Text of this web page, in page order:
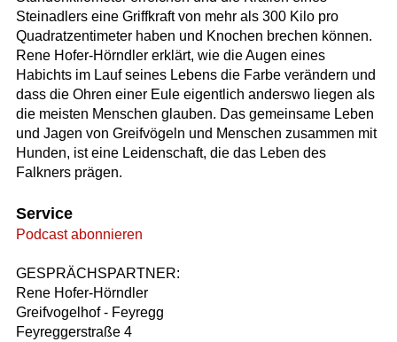
Steinadlers eine Griffkraft von mehr als 300 Kilo pro
Quadratzentimeter haben und Knochen brechen können.
Rene Hofer-Hörndler erklärt, wie die Augen eines
Habichts im Lauf seines Lebens die Farbe verändern und
dass die Ohren einer Eule eigentlich anderswo liegen als
die meisten Menschen glauben. Das gemeinsame Leben
und Jagen von Greifvögeln und Menschen zusammen mit
Hunden, ist eine Leidenschaft, die das Leben des
Falkners prägen.
Service
Podcast abonnieren
GESPRÄCHSPARTNER:
Rene Hofer-Hörndler
Greifvogelhof - Feyregg
Feyreggerstraße 4